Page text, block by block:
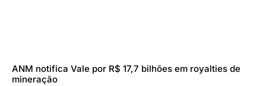
ANM notifica Vale por R$ 17,7 bilhões em royalties de
mineração